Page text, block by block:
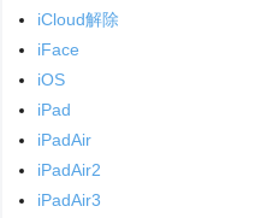
iCloud解除
iFace
iOS
iPad
iPadAir
iPadAir2
iPadAir3